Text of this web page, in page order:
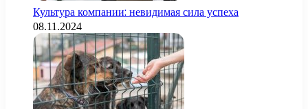
Культура компании: невидимая сила успеха
08.11.2024